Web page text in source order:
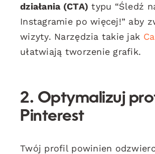
działania (CTA) typu “Śledź
Instagramie po więcej!” aby
wizyty. Narzędzia takie jak
ułatwiają tworzenie grafik.
2. Optymalizuj
Pinterest
Twój profil powinien